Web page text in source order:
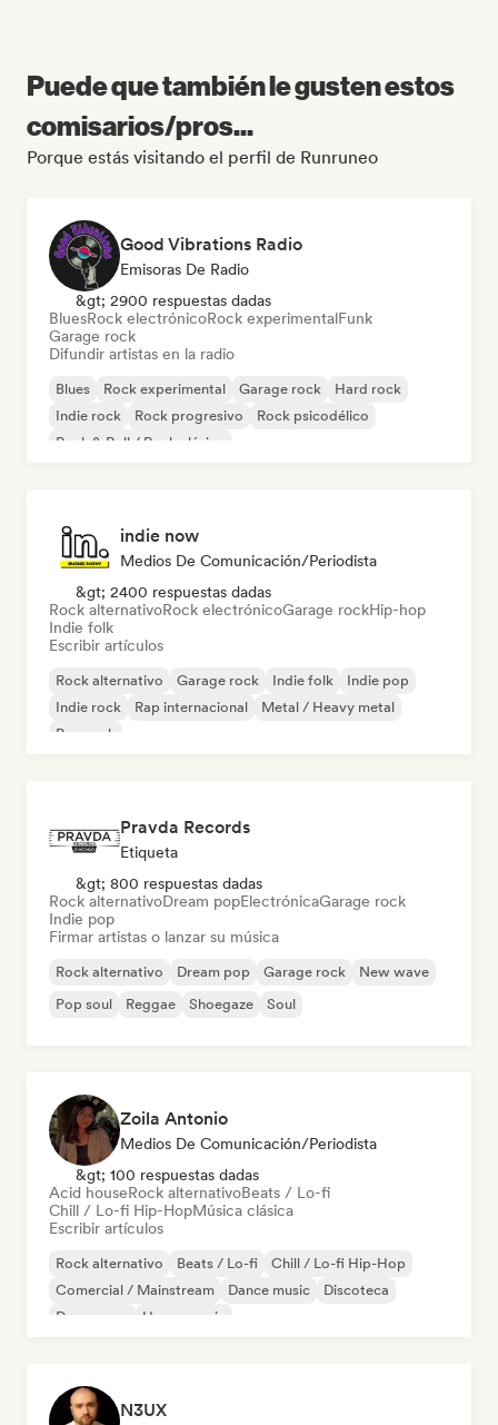
Puede que también le gusten estos
comisarios/pros...
Porque estás visitando el perfil de Runruneo
Good Vibrations Radio
Emisoras De Radio
&gt; 2900 respuestas dadas
BluesRock electrónicoRock experimentalFunk
Garage rock
Difundir artistas en la radio
Blues Rock experimental Garage rock
Hard rock
Indie rock
Rock progresivo
Rock psicodélico
Rock & Roll / Rock clásico
indie now
Medios De Comunicación/Periodista
&gt; 2400 respuestas dadas
Rock alternativoRock electrónicoGarage rockHip-hop
Indie folk
Escribir artículos
Rock alternativo Garage rock Indie folk
Indie pop
Indie rock
Rap internacional
Metal / Heavy metal
Pop rock
Pravda Records
Etiqueta
&gt; 800 respuestas dadas
Rock alternativoDream popElectrónicaGarage rock
Indie pop
Firmar artistas o lanzar su música
Rock alternativo Dream pop Garage rock
New wave
Pop soul
Reggae Shoegaze Soul
Zoila Antonio
Medios De Comunicación/Periodista
&gt; 100 respuestas dadas
Acid houseRock alternativoBeats / Lo-fi
Chill / Lo-fi Hip-HopMúsica clásica
Escribir artículos
Rock alternativo Beats / Lo-fi
Chill / Lo-fi Hip-Hop
Comercial / Mainstream
Dance music
Discoteca
Dream pop
House music
N3UX